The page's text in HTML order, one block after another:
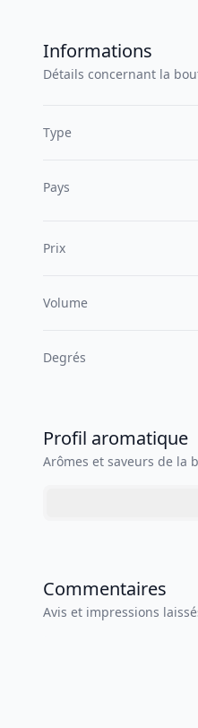
Informations
Détails concernant la
Type
Pays
Prix
Volume
Degrés
Profil aromatique
Arômes et saveurs de la
Commentaires
Avis et impressions